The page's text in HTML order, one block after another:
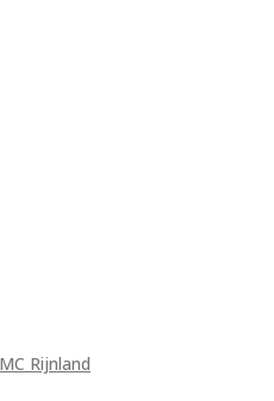
Rijnland